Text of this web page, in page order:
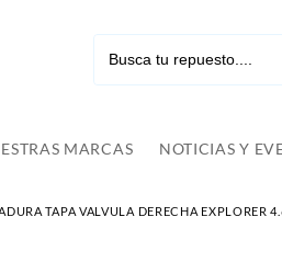
MARCAS NOTICIAS Y
TAPA VALVULA DERECHA EXPLORER